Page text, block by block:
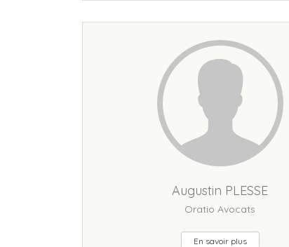
Augustin PLESSE
Oratio Avocats
En savoir plus